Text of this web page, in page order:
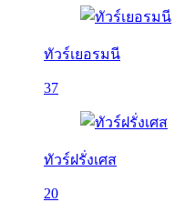
ทัวร์เยอรมนี
37
ทัวร์ฝรั่งเศส
20